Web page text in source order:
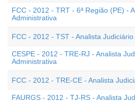
FCC - 2012 - TRT - 6ª Região (PE) -
Administrativa
FCC - 2012 - TST - Analista
CESPE - 2012 - TRE-RJ - Analista
Administrativa
FCC - 2012 - TRE-CE - Analista
FAURGS - 2012 - TJ-RS - Analista